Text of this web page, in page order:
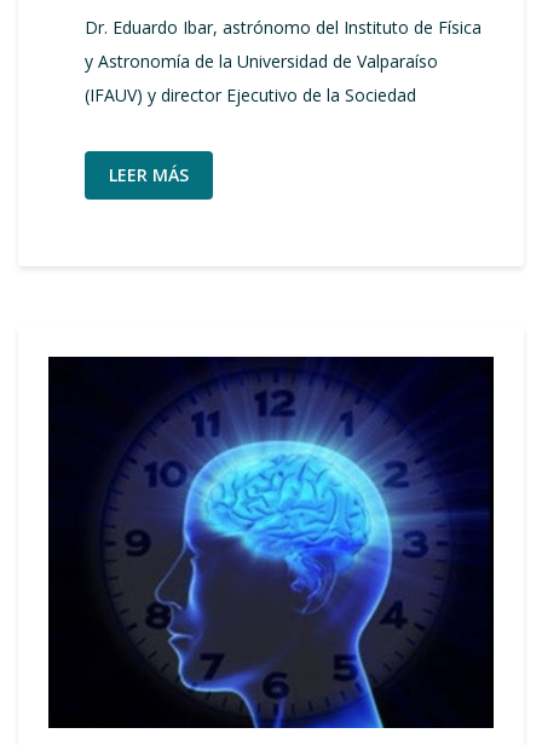
Dr. Eduardo Ibar, astrónomo del Instituto de Física
y Astronomía de la Universidad de Valparaíso
(IFAUV) y director Ejecutivo de la Sociedad
LEER MÁS